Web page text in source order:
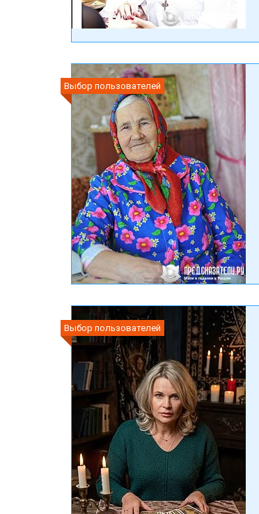
Выбор пользователей
Выбор пользователей